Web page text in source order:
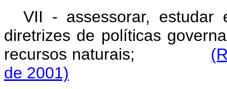
VII - assessorar, estudar
diretrizes de políticas
recursos naturais;
de 2001)